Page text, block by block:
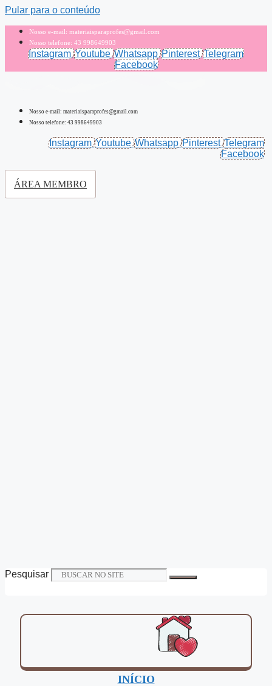
Pular para o conteúdo
Nosso e-mail: materiaisparaprofes@gmail.com
Nosso telefone: 43 998649903
Instagram Youtube Whatsapp Pinterest Telegram
Facebook
Nosso e-mail: materiaisparaprofes@gmail.com
Nosso telefone: 43 998649903
Instagram Youtube Whatsapp Pinterest Telegram
Facebook
ÁREA MEMBRO
Pesquisar
INÍCIO